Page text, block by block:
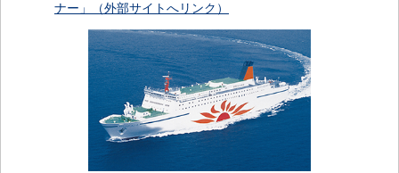
ナー」（外部サイトへリンク）